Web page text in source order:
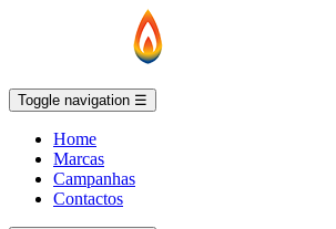
Toggle navigation ☰
Home
Marcas
Campanhas
Contactos